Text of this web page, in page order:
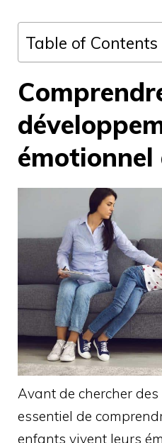
Table of Contents
émotionnel
Avant de chercher
essentiel de
enfants vivent leurs